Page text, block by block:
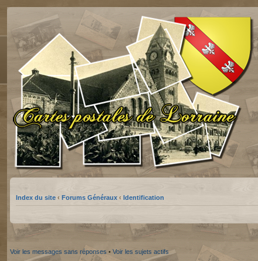
Index du site ‹ Forums Généraux ‹ Identification
Voir les messages sans réponses • Voir les sujets actifs